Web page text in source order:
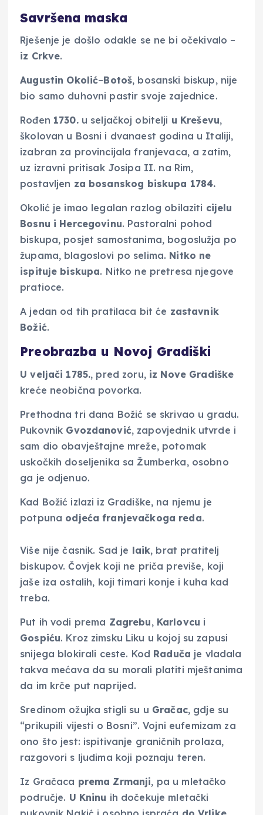
Savršena maska
Rješenje je došlo odakle se ne bi očekivalo –
iz Crkve.
Augustin Okolić–Botoš, bosanski biskup, nije
bio samo duhovni pastir svoje zajednice.
Rođen 1730.u seljačkoj obitelji u Kreševu,
školovan u Bosni i dvanaest godina u Italiji,
izabran za provincijala franjevaca, a zatim,
uz izravni pritisak Josipa II. na Rim,
postavljen za bosanskog biskupa 1784.
Okolić je imao legalan razlog obilaziti cijelu
Bosnu i Hercegovinu. Pastoralni pohod
biskupa, posjet samostanima, bogoslužja po
župama, blagoslovi po selima. Nitko ne
ispituje biskupa. Nitko ne pretresa njegove
pratioce.
A jedan od tih pratilaca bit će zastavnik
Božić.
Preobrazba u Novoj Gradiški
U veljači 1785., pred zoru, iz Nove Gradiške
kreće neobična povorka.
Prethodna tri dana Božić se skrivao u gradu.
Pukovnik Gvozdanović, zapovjednik utvrde i
sam dio obavještajne mreže, potomak
uskočkih doseljenika sa Žumberka, osobno
ga je odjenuo.
Kad Božić izlazi iz Gradiške, na njemu je
potpuna odjeća franjevačkoga reda.
Više nije časnik. Sad je laik, brat pratitelj
biskupov. Čovjek koji ne priča previše, koji
jaše iza ostalih, koji timari konje i kuha kad
treba.
Put ih vodi prema Zagrebu, Karlovcu i
Gospiću. Kroz zimsku Liku u kojoj su zapusi
snijega blokirali ceste. Kod Raduča je vladala
takva mećava da su morali platiti mještanima
da im krče put naprijed.
Sredinom ožujka stigli su u Gračac, gdje su
“prikupili vijesti o Bosni”. Vojni eufemizam za
ono što jest: ispitivanje graničnih prolaza,
razgovori s ljudima koji poznaju teren.
Iz Gračaca prema Zrmanji, pa u mletačko
područje. U Kninu ih dočekuje mletački